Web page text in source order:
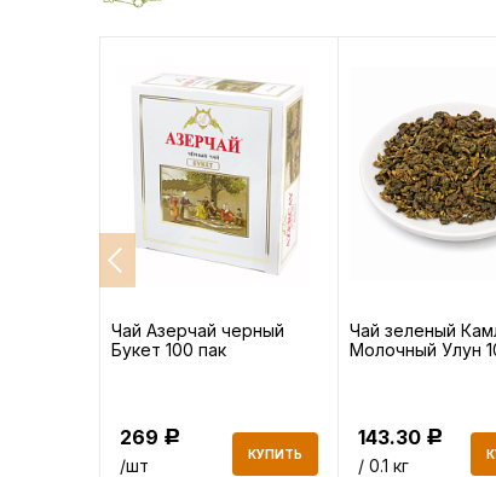
Чай Азерчай черный
Букет 100 пак
269 Р
/шт
КУПИТЬ
Чай зеленый
Молочный Улун
143.30 Р
/ 0.1 кг